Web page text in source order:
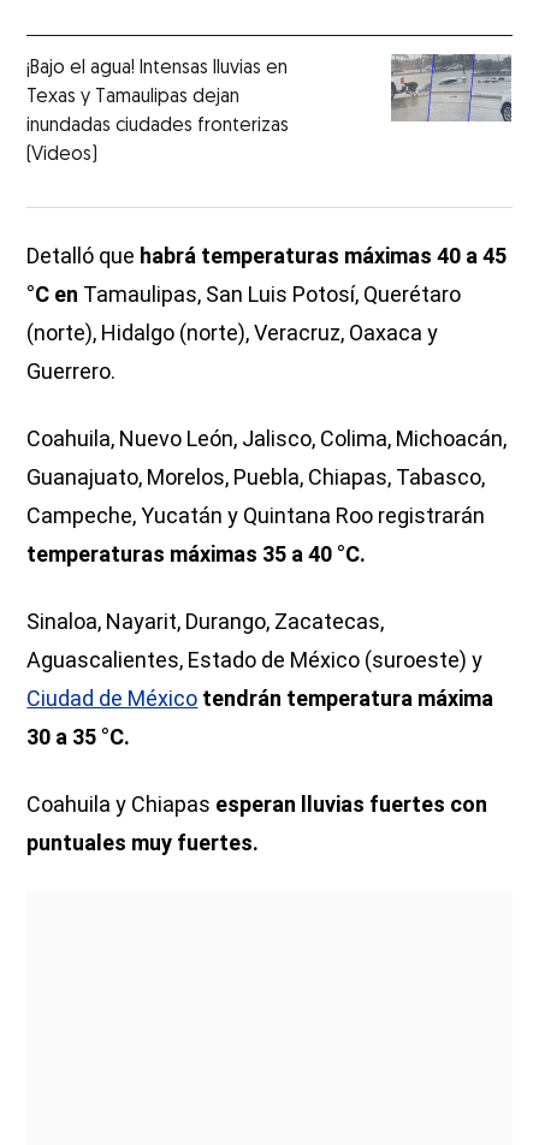
¡Bajo el agua! Intensas lluvias en
Texas y Tamaulipas dejan
inundadas ciudades fronterizas
(Videos)
Detalló que habrá temperaturas máximas 40 a 45
°C en Tamaulipas, San Luis Potosí, Querétaro
(norte), Hidalgo (norte), Veracruz, Oaxaca y
Guerrero.
Coahuila, Nuevo León, Jalisco, Colima, Michoacán,
Guanajuato, Morelos, Puebla, Chiapas, Tabasco,
Campeche, Yucatán y Quintana Roo registrarán
temperaturas máximas 35 a 40 °C.
Sinaloa, Nayarit, Durango, Zacatecas,
Aguascalientes, Estado de México (suroeste) y
Ciudad de México tendrán temperatura máxima
30 a 35 °C.
Coahuila y Chiapas esperan lluvias fuertes con
puntuales muy fuertes.